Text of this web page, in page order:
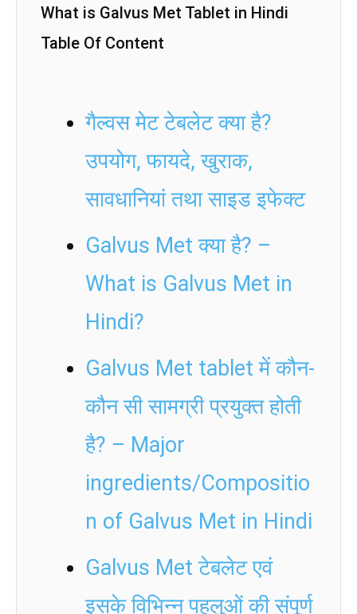
What is Galvus Met Tablet in Hindi
Table Of Content
गैल्वस मेट टेबलेट क्या है?
उपयोग, फायदे, खुराक,
सावधानियां तथा साइड इफेक्ट
Galvus Met क्या है? –
What is Galvus Met in
Hindi?
Galvus Met tablet में कौन-
कौन सी सामग्री प्रयुक्त होती
है? – Major
ingredients/Compositio
n of Galvus Met in Hindi
Galvus Met टेबलेट एवं
इसके विभिन्न पहलुओं की संपूर्ण